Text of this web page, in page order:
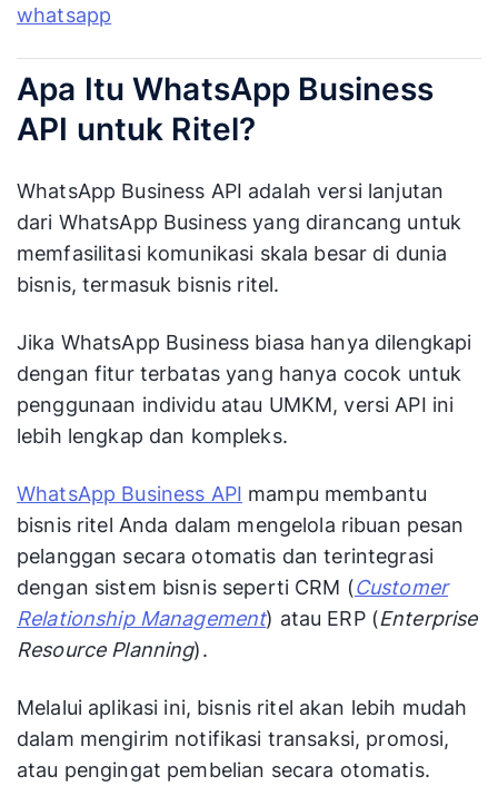
Apa Itu WhatsApp Business
API untuk Ritel?
WhatsApp Business API adalah versi lanjutan
dari WhatsApp Business yang dirancang untuk
memfasilitasi komunikasi skala besar di dunia
bisnis, termasuk bisnis ritel.
Jika WhatsApp Business biasa hanya dilengkapi
dengan fitur terbatas yang hanya cocok untuk
penggunaan individu atau UMKM, versi API ini
lebih lengkap dan kompleks.
WhatsApp Business API mampu membantu
bisnis ritel Anda dalam mengelola ribuan pesan
pelanggan secara otomatis dan terintegrasi
dengan sistem bisnis seperti CRM (Customer
Relationship Management) atau ERP (Enterprise
Resource Planning).
Melalui aplikasi ini, bisnis ritel akan lebih mudah
dalam mengirim notifikasi transaksi, promosi,
atau pengingat pembelian secara otomatis.